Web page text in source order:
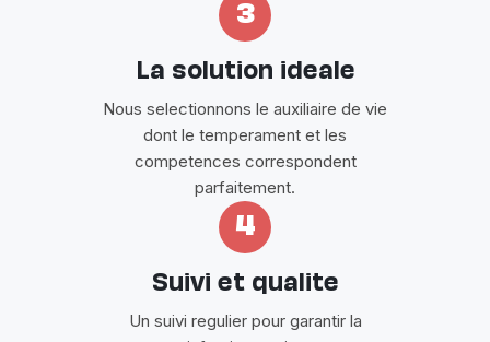
3
La solution ideale
Nous selectionnons le auxiliaire de vie
dont le temperament et les
competences correspondent
parfaitement.
4
Suivi et qualite
Un suivi regulier pour garantir la